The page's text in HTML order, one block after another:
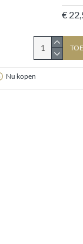
€
Nu kopen